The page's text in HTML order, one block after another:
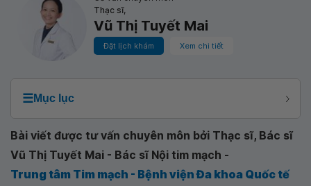
Thạc sĩ,
Vũ Thị Tuyết Mai
Đặt lịch khám Xem chi tiết
☰Mục lục
Bài viết được tư vấn chuyên môn bởi Thạc sĩ, Bác sĩ
Vũ Thị Tuyết Mai - Bác sĩ Nội tim mạch -
Trung tâm Tim mạch - Bệnh viện Đa khoa Quốc tế